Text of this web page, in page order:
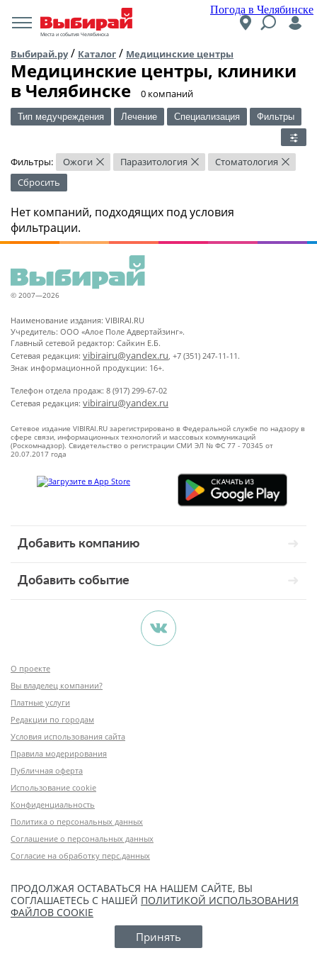
Погода в Челябинске
Места и события Челябинска
Выбирай.ру/ Каталог / Медицинские центры
Медицинские центры, клиники
в Челябинске
​0 компаний
Тип медучреждения Лечение Специализация Фильтры
Фильтры: Ожоги × Паразитология × Стоматология ×
Сбросить
Нет компаний, подходящих под условия
фильтрации.
© 2007—2026
Наименование издания: VIBIRAI.RU
Учредитель: ООО «Алое Поле Адвертайзинг».
Главный сетевой редактор: Сайкин Е.Б.
Сетевая редакция: vibirairu@yandex.ru, +7 (351) 247-11-11.
Знак информационной продукции: 16+.
Телефон отдела продаж: 8 (917) 299-67-02
Сетевая редакция: vibirairu@yandex.ru
Сетевое издание VIBIRAI.RU зарегистрировано в Федеральной службе по надзору в
сфере связи, информационных технологий и массовых коммуникаций
(Роскомнадзор). Свидетельство о регистрации СМИ ЭЛ № ФС 77 - 70345 от
20.07.2017 года
Добавить компанию
Добавить событие
О проекте
Вы владелец компании?
Платные услуги
Редакции по городам
Условия использования сайта
Правила модерирования
Публичная оферта
Использование cookie
Конфиденциальность
Политика о персональных данных
Соглашение о персональных данных
Согласие на обработку перс.данных
ПРОДОЛЖАЯ ОСТАВАТЬСЯ НА НАШЕМ САЙТЕ, ВЫ
СОГЛАШАЕТЕСЬ С НАШЕЙ ПОЛИТИКОЙ ИСПОЛЬЗОВАНИЯ
ФАЙЛОВ COOKIE
Принять